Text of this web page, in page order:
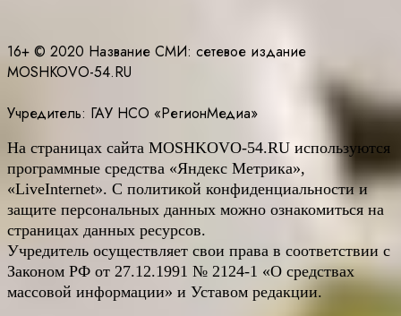
16+ © 2020 Название СМИ: cетевое издание
MOSHKOVO-54.RU
Учредитель: ГАУ НСО «РегионМедиа»
На страницах сайта MOSHKOVO-54.RU используются
программные средства «Яндекс Метрика»,
«LiveInternet». С политикой конфиденциальности и
защите персональных данных можно ознакомиться на
страницах данных ресурсов.
Учредитель осуществляет свои права в соответствии с
Законом РФ от 27.12.1991 № 2124-1 «О средствах
массовой информации» и Уставом редакции.